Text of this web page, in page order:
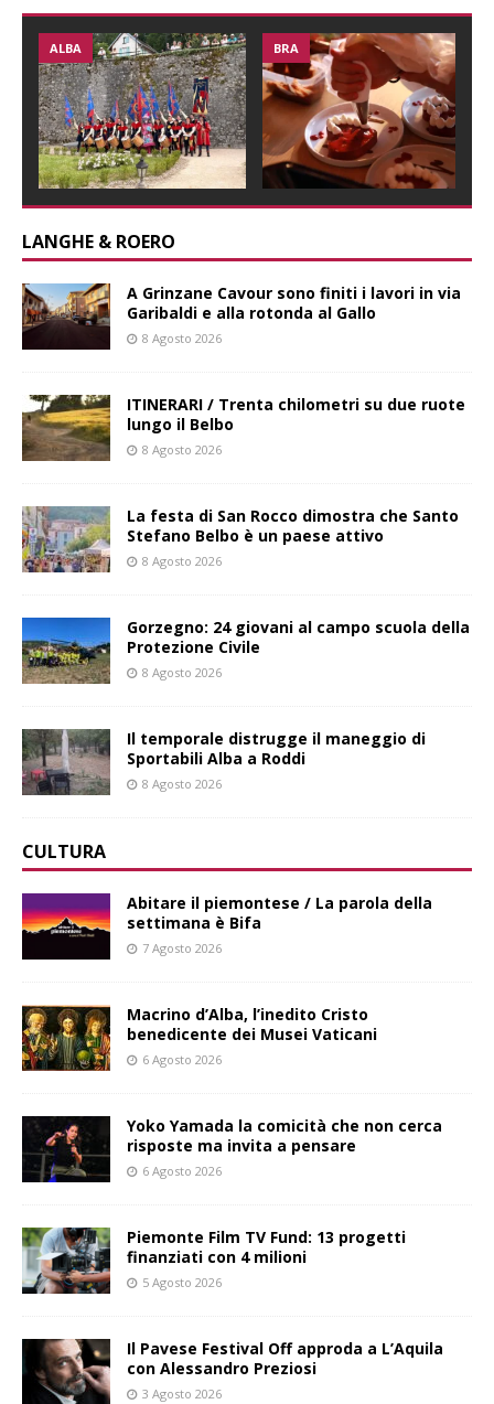
BRA APPUNTAMENTI
LANGHE & ROERO
A Grinzane Cavour sono finiti i lavori in via
Garibaldi e alla rotonda al Gallo
8 Agosto 2026
ITINERARI / Trenta chilometri su due ruote
lungo il Belbo
8 Agosto 2026
La festa di San Rocco dimostra che Santo
Stefano Belbo è un paese attivo
8 Agosto 2026
Gorzegno: 24 giovani al campo scuola della
Protezione Civile
8 Agosto 2026
Il temporale distrugge il maneggio di
Sportabili Alba a Roddi
8 Agosto 2026
CULTURA
Abitare il piemontese / La parola della
settimana è Bifa
7 Agosto 2026
Macrino d’Alba, l’inedito Cristo
benedicente dei Musei Vaticani
6 Agosto 2026
Yoko Yamada la comicità che non cerca
risposte ma invita a pensare
6 Agosto 2026
Piemonte Film TV Fund: 13 progetti
finanziati con 4 milioni
5 Agosto 2026
Il Pavese Festival Off approda a L’Aquila
con Alessandro Preziosi
3 Agosto 2026